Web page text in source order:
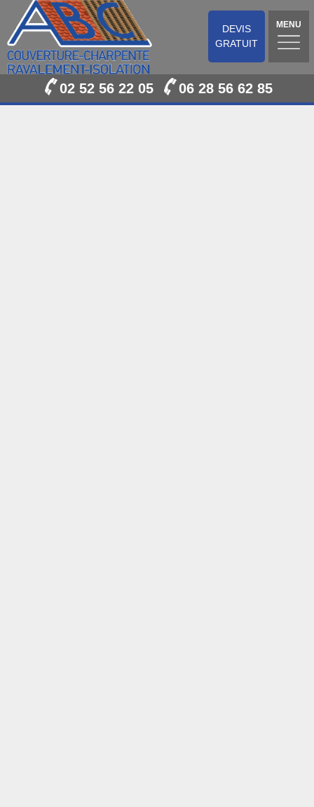
DEVIS
GRATUIT
MENU
02 52 56 22 05 06 28 56 62 85